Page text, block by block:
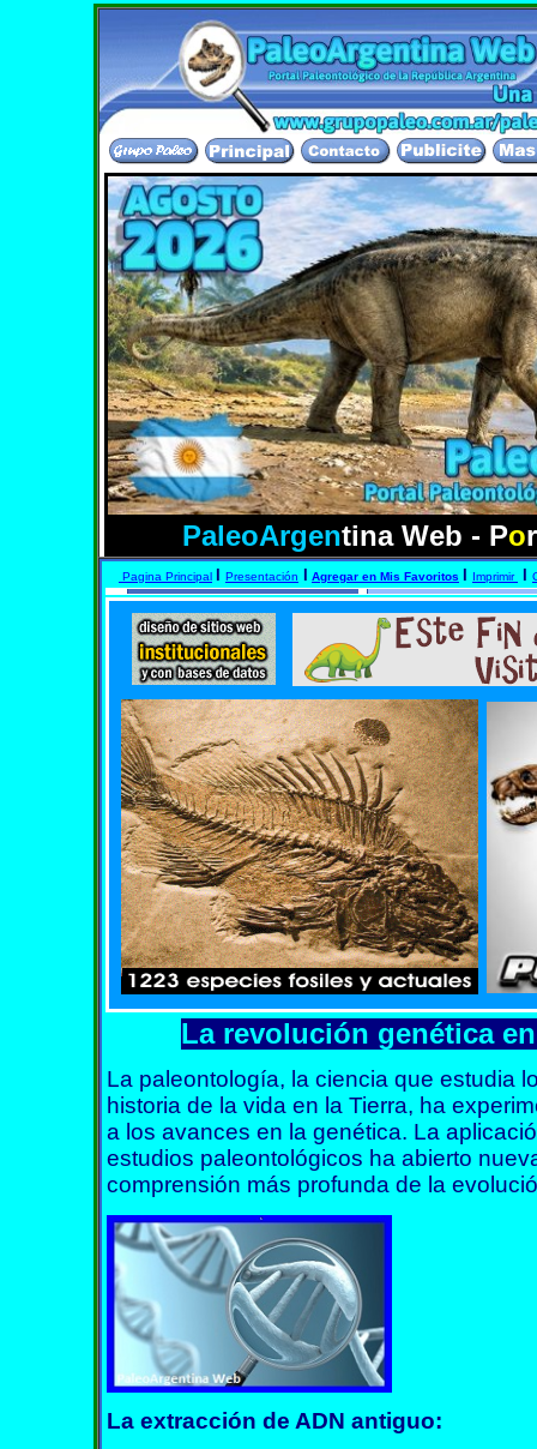
El Portal Paleontologico
PaleoArgentina Web - Po
Pagina Principal Presentación Agregar en Mis Favoritos Imprimir
La revolución genética
La paleontología, la ciencia que estudia
historia de la vida en la Tierra, ha
a los avances en la genética. La
estudios paleontológicos ha abierto
comprensión más profunda de la
La extracción de ADN antiguo: